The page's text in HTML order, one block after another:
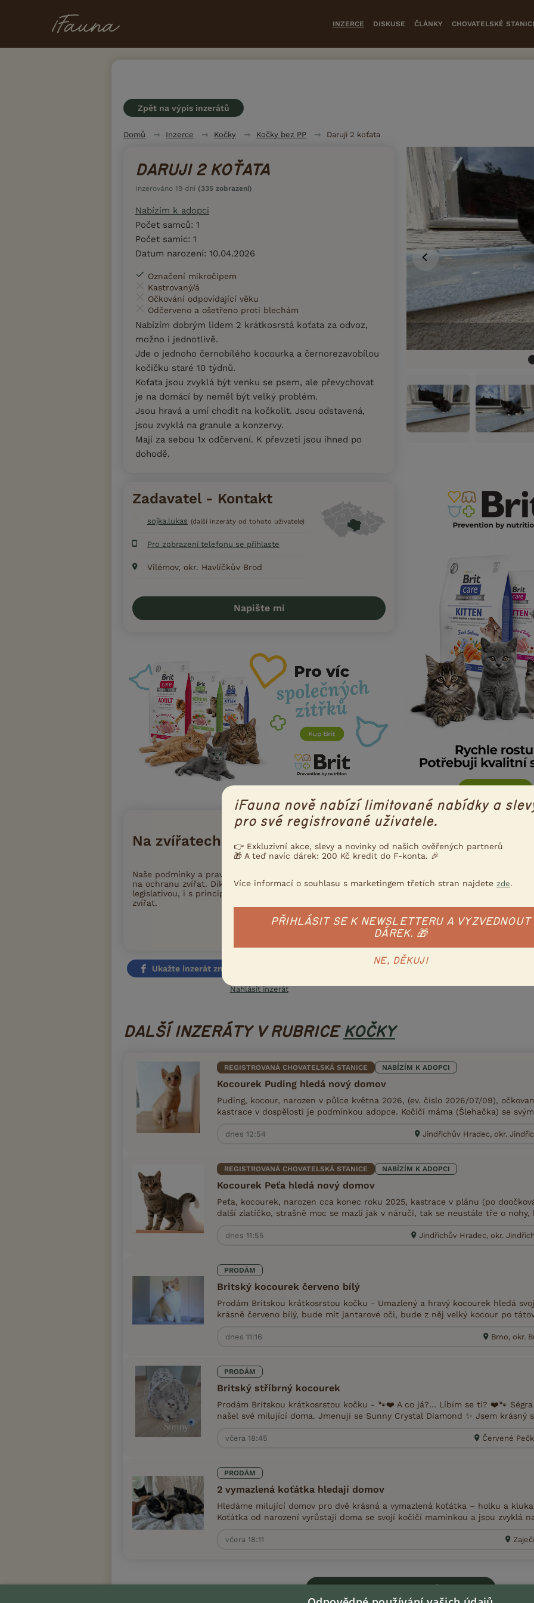
INZERCE DISKUSE ČLÁNKY CHOVATELSKÉ
Zpět na výpis inzerátů
Domů Inzerce Kočky Kočky bez PP Daruji 2 koťata
DARUJI 2 KOŤATA
Inzerováno 19 dní (335 zobrazení)
Nabízím k adopci
Počet samců: 1
Počet samic: 1
Datum narození: 10.04.2026
Označení mikročipem
Kastrovaný/á
Očkování odpovídající věku
Odčerveno a ošetřeno proti blechám
Nabízím dobrým lidem 2 krátkosrstá koťata za odvoz,
možno i jednotlivě.
Jde o jednoho černobílého kocourka a černorezavobílou
kočičku staré 10 týdnů.
Koťata jsou zvyklá být venku se psem, ale převychovat
je na domácí by neměl být velký problém.
Jsou hravá a umí chodit na kočkolit. Jsou odstavená,
jsou zvyklá na granule a konzervy.
Mají za sebou 1x odčervení. K převzetí jsou ihned po
dohodě.
Zadavatel - Kontakt
sojka.lukas (další inzeráty od tohoto uživatele)
Pro zobrazení telefonu se přihlaste
Vilémov, okr. Havlíčkův Brod
Napište mi
Na zvířatech záleží
Naše podmínky a pravidla inzerce konzultujeme s Nadací
na ochranu zvířat. Díky tomu iFauna drží krok s aktuální
legislativou, i s principy moderního a etického chovu
zvířat.
Přečtete si víc
Ukažte inzerát známým!
Nahlásit inzerát
DALŠÍ INZERÁTY V RUBRICE KOČKY
REGISTROVANÁ CHOVATELSKÁ STANICE NABÍZÍM K ADOPCI
Kocourek Puding hledá nový domov
Puding, kocour, narozen v půlce května 2026, (ev. číslo 2026/07/09),
kastrace v dospělosti je podmínkou adopce. Kočičí máma (Šlehačka) se
dnes 12:54 Jindřichův Hradec, okr.
REGISTROVANÁ CHOVATELSKÁ STANICE NABÍZÍM K ADOPCI
Kocourek Peťa hledá nový domov
Peťa, kocourek, narozen cca konec roku 2025, kastrace v plánu (po
další zlatíčko, strašně moc se mazlí jak v náruči, tak se neustále tře o nohy,
dnes 11:55 Jindřichův Hradec, okr.
PRODÁM
Britský kocourek červeno bílý
Prodám Britskou krátkosrstou kočku - Umazlený a hravý kocourek hledá
krásně červeno bílý, bude mít jantarové oči, bude z něj velký kocour po
dnes 11:16 Brno, okr.
PRODÁM
Britský stříbrný kocourek
Prodám Britskou krátkosrstou kočku - 🐾❤️ A co já?… Líbím se ti? ❤️🐾 Ségra
našel své milující doma. Jmenuji se Sunny Crystal Diamond ✨ Jsem krásný
včera 18:45 Červené
PRODÁM
2 vymazlená koťátka hledají domov
Hledáme milující domov pro dvě krásná a vymazlená koťátka – holku a
Koťátka od narození vyrůstají doma se svojí kočičí maminkou a jsou zvyklá
včera 18:11
iFauna nově nabízí limitované nabídky a
pro své registrované uživatele.
👉 Exkluzivní akce, slevy a novinky od našich ověřených partnerů
🎁 A teď navíc dárek: 200 Kč kredit do F-konta. 🎉
Více informací o souhlasu s marketingem třetích stran najdete zde.
PŘIHLÁSIT SE K NEWSLETTERU A VYZVEDNOUT
DÁREK. 🎁
NE, DĚKUJI